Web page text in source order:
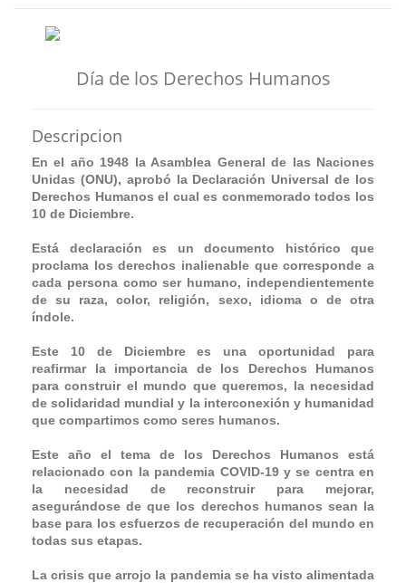
Día de los Derechos Humanos
Descripcion
En el año 1948 la Asamblea General de las Naciones
Unidas (ONU), aprobó la Declaración Universal de los
Derechos Humanos el cual es conmemorado todos los
10 de Diciembre.
Está declaración es un documento histórico que
proclama los derechos inalienable que corresponde a
cada persona como ser humano, independientemente
de su raza, color, religión, sexo, idioma o de otra
índole.
Este 10 de Diciembre es una oportunidad para
reafirmar la importancia de los Derechos Humanos
para construir el mundo que queremos, la necesidad
de solidaridad mundial y la interconexión y humanidad
que compartimos como seres humanos.
Este año el tema de los Derechos Humanos está
relacionado con la pandemia COVID-19 y se centra en
la necesidad de reconstruir para mejorar,
asegurándose de que los derechos humanos sean la
base para los esfuerzos de recuperación del mundo en
todas sus etapas.
La crisis que arrojo la pandemia se ha visto alimentada